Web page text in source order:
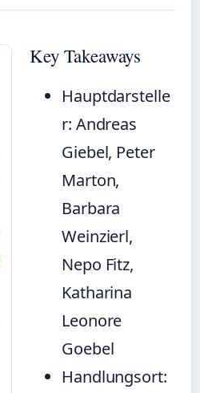
Key Takeaways
Hauptdarstelle
r: Andreas
Giebel, Peter
Marton,
Barbara
Weinzierl,
Nepo Fitz,
Katharina
Leonore
Goebel
Handlungsort: